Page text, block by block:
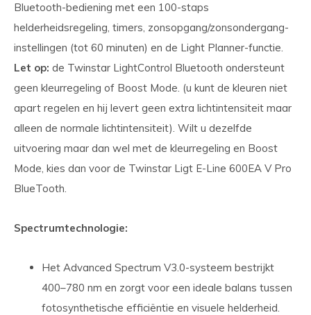
Bluetooth-bediening met een 100-staps
helderheidsregeling, timers, zonsopgang/zonsondergang-
instellingen (tot 60 minuten) en de Light Planner-functie.
Let op: de Twinstar LightControl Bluetooth ondersteunt
geen kleurregeling of Boost Mode. (u kunt de kleuren niet
apart regelen en hij levert geen extra lichtintensiteit maar
alleen de normale lichtintensiteit). Wilt u dezelfde
uitvoering maar dan wel met de kleurregeling en Boost
Mode, kies dan voor de Twinstar Ligt E-Line 600EA V Pro
BlueTooth.
Spectrumtechnologie:
Het Advanced Spectrum V3.0-systeem bestrijkt
400–780 nm en zorgt voor een ideale balans tussen
fotosynthetische efficiëntie en visuele helderheid.